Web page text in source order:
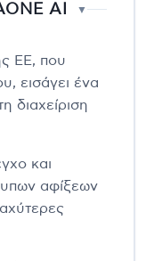
AI ▼
ΕΕ, που
εισάγει ένα
διαχείριση
και
αφίξεων